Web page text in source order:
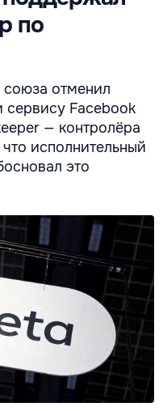
по
отменил
Facebook
— контролёра
исполнительный
это